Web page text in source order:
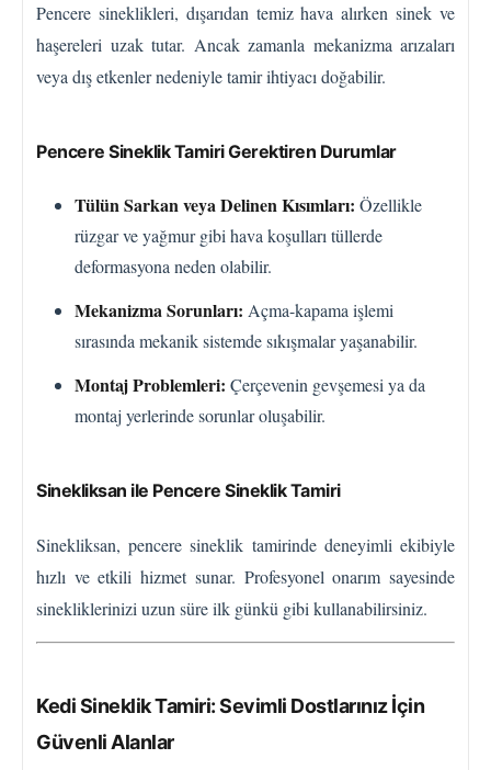
Pencere sineklikleri, dışarıdan temiz hava alırken sinek ve
haşereleri uzak tutar. Ancak zamanla mekanizma arızaları
veya dış etkenler nedeniyle tamir ihtiyacı doğabilir.
Pencere Sineklik Tamiri Gerektiren Durumlar
Tülün Sarkan veya Delinen Kısımları: Özellikle
rüzgar ve yağmur gibi hava koşulları tüllerde
deformasyona neden olabilir.
Mekanizma Sorunları: Açma-kapama işlemi
sırasında mekanik sistemde sıkışmalar yaşanabilir.
Montaj Problemleri: Çerçevenin gevşemesi ya da
montaj yerlerinde sorunlar oluşabilir.
Sinekliksan ile Pencere Sineklik Tamiri
Sinekliksan, pencere sineklik tamirinde deneyimli ekibiyle
hızlı ve etkili hizmet sunar. Profesyonel onarım sayesinde
sinekliklerinizi uzun süre ilk günkü gibi kullanabilirsiniz.
Kedi Sineklik Tamiri: Sevimli Dostlarınız İçin
Güvenli Alanlar